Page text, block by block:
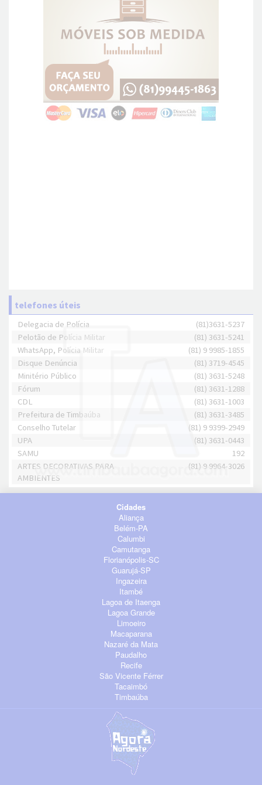
telefones úteis
Delegacia de Polícia
(81)3631-5237
Pelotão de Polícia Militar
(81) 3631-5241
WhatsApp, Polícia Militar
(81) 9 9985-1855
Disque Denúncia
(81) 3719-4545
Minitério Público
(81) 3631-5248
Fórum
(81) 3631-1288
CDL
(81) 3631-1003
Prefeitura de Timbaúba
(81) 3631-3485
Conselho Tutelar
(81) 9 9399-2949
UPA
(81) 3631-0443
SAMU
192
ARTES DECORATIVAS PARA
AMBIENTES
(81) 9 9964-3026
Cidades
Aliança
Belém-PA
Calumbi
Camutanga
Florianópolis-SC
Guarujá-SP
Ingazeira
Itambé
Lagoa de Itaenga
Lagoa Grande
Limoeiro
Macaparana
Nazaré da Mata
Paudalho
Recife
São Vicente Férrer
Tacaimbó
Timbaúba